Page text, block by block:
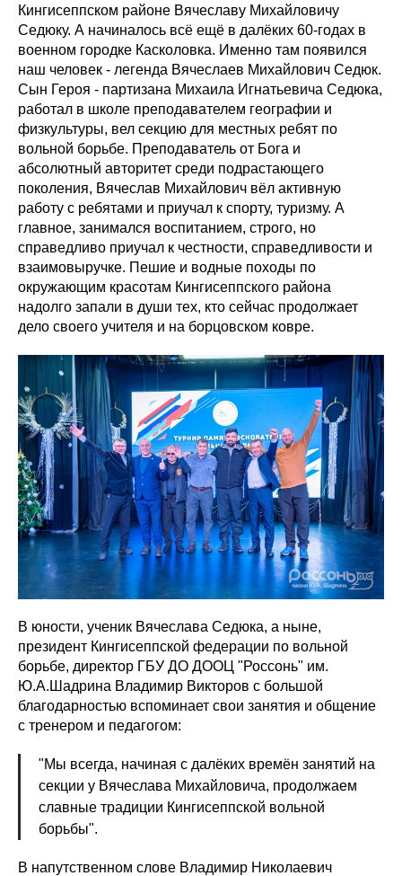
Кингисеппском районе Вячеславу Михайловичу
Седюку. А начиналось всё ещё в далёких 60-годах в
военном городке Касколовка. Именно там появился
наш человек - легенда Вячеслаев Михайлович Седюк.
Сын Героя - партизана Михаила Игнатьевича Седюка,
работал в школе преподавателем географии и
физкультуры, вел секцию для местных ребят по
вольной борьбе. Преподаватель от Бога и
абсолютный авторитет среди подрастающего
поколения, Вячеслав Михайлович вёл активную
работу с ребятами и приучал к спорту, туризму. А
главное, занимался воспитанием, строго, но
справедливо приучал к честности, справедливости и
взаимовыручке. Пешие и водные походы по
окружающим красотам Кингисеппского района
надолго запали в души тех, кто сейчас продолжает
дело своего учителя и на борцовском ковре.
В юности, ученик Вячеслава Седюка, а ныне,
президент Кингисеппской федерации по вольной
борьбе, директор ГБУ ДО ДООЦ "Россонь" им.
Ю.А.Шадрина Владимир Викторов с большой
благодарностью вспоминает свои занятия и общение
с тренером и педагогом:
"Мы всегда, начиная с далёких времён занятий на
секции у Вячеслава Михайловича, продолжаем
славные традиции Кингисеппской вольной
борьбы".
В напутственном слове Владимир Николаевич